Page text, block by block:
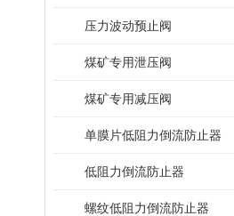
压力波动预止阀
煤矿专用泄压阀
煤矿专用减压阀
单膜片低阻力倒流防止器
低阻力倒流防止器
螺纹低阻力倒流防止器